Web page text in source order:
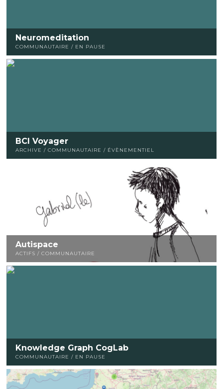
Neuromeditation
COMMUNAUTAIRE / EN PAUSE
BCI Voyager
ARCHIVE / COMMUNAUTAIRE / ÉVÈNEMENTIEL
Autispace
ACTIFS / COMMUNAUTAIRE
Knowledge Graph CogLab
COMMUNAUTAIRE / EN PAUSE